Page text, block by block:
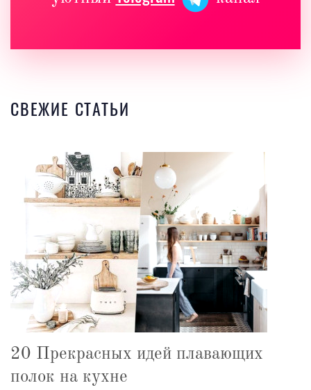
СВЕЖИЕ СТАТЬИ
20 Прекрасных идей плавающих
полок на кухне